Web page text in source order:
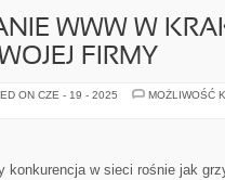
WWW W
FIRMY
ON CZE - 19 - 2025
MOŻLIWOŚĆ
konkurencja w sieci rośnie jak